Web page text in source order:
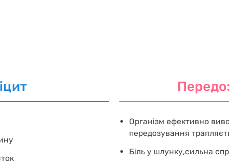
Організм ефективно
передозування
Біль у шлунку,сильна